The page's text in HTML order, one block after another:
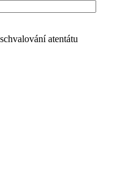
atentátu